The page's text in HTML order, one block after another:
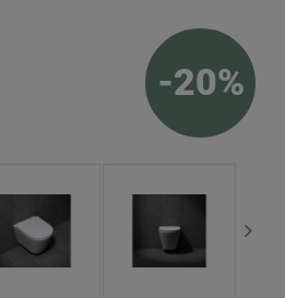
-20%